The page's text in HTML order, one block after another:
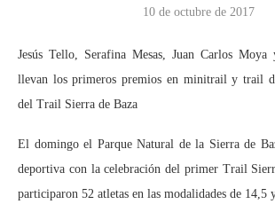
10 de octubre de 2017
Jesús Tello, Serafina Mesas, Juan Carlos
llevan los primeros premios en minitrail y trail
del Trail Sierra de Baza
El domingo el Parque Natural de la Sierra de
deportiva con la celebración del primer Trail
participaron 52 atletas en las modalidades de 14,5